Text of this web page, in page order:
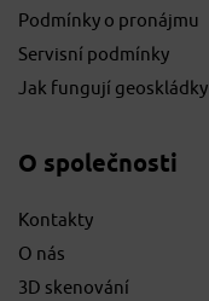
Podmínky o pronájmu
Servisní podmínky
Jak fungují geoskládky
O společnosti
Kontakty
O nás
3D skenování